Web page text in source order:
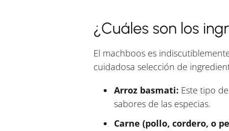
¿Cuáles son los
El machboos es
cuidadosa selección de
Arroz basmati: Este tipo
sabores de las especias.
Carne (pollo, cordero, o